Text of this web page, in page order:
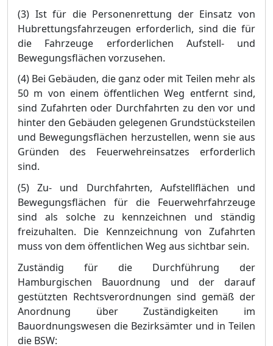
(3) Ist für die Personenrettung der Einsatz von
Hubrettungsfahrzeugen erforderlich, sind die für
die Fahrzeuge erforderlichen Aufstell- und
Bewegungsflächen vorzusehen.
(4) Bei Gebäuden, die ganz oder mit Teilen mehr als
50 m von einem öffentlichen Weg entfernt sind,
sind Zufahrten oder Durchfahrten zu den vor und
hinter den Gebäuden gelegenen Grundstücksteilen
und Bewegungsflächen herzustellen, wenn sie aus
Gründen des Feuerwehreinsatzes erforderlich
sind.
(5) Zu- und Durchfahrten, Aufstellflächen und
Bewegungsflächen für die Feuerwehrfahrzeuge
sind als solche zu kennzeichnen und ständig
freizuhalten. Die Kennzeichnung von Zufahrten
muss von dem öffentlichen Weg aus sichtbar sein.
Zuständig für die Durchführung der
Hamburgischen Bauordnung und der darauf
gestützten Rechtsverordnungen sind gemäß der
Anordnung über Zuständigkeiten im
Bauordnungswesen die Bezirksämter und in Teilen
die BSW: